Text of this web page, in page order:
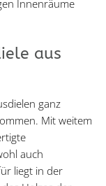
Innenräume
aus
ganz
Mit weitem
auch
liegt in der